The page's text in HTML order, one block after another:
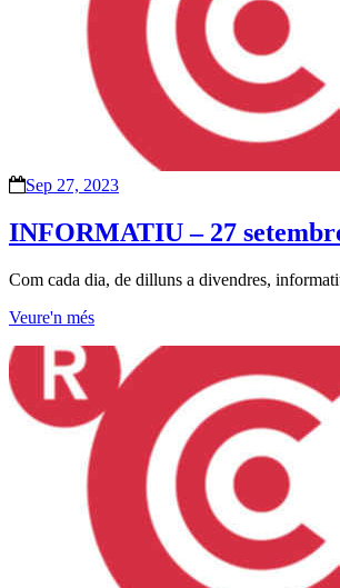
Sep 27, 2023
INFORMATIU – 27
Com cada dia, de dilluns a divendres,
Veure'n més